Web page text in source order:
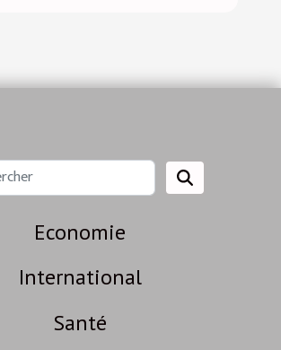
Economie
International
Santé